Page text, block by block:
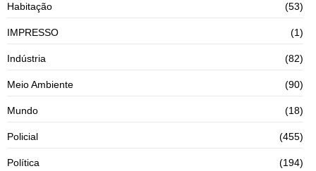
Habitação (53)
IMPRESSO (1)
Indústria (82)
Meio Ambiente (90)
Mundo (18)
Policial (455)
Política (194)